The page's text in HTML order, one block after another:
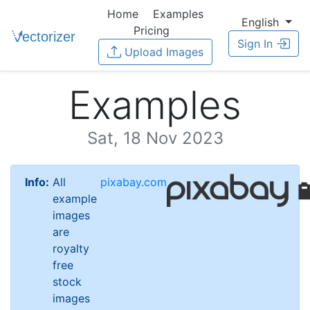
Home
Examples
Pricing
Upload Images
English
Sign In
Examples
Sat, 18 Nov 2023
Info: All
example
images
are
royalty
free
stock
images
pixabay.com